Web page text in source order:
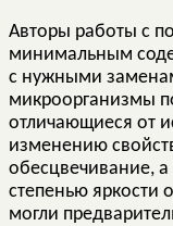
Авторы работы с
минимальным
с нужными
микроорганизмы
отличающиеся от
изменению
обесцвечивание, а
степенью яркости
могли